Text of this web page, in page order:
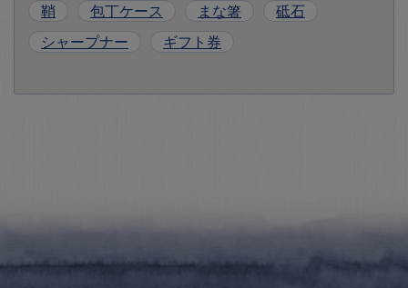
鞘 包丁ケース まな箸
砥石
シャープナー
ギフト券